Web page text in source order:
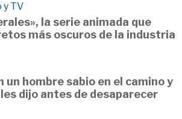
y TV
la serie animada que
más oscuros de la industria
un hombre sabio en el camino y
dijo antes de desaparecer